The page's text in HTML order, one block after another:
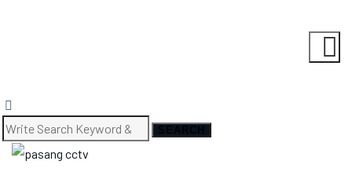
Search
for:
SEARCH